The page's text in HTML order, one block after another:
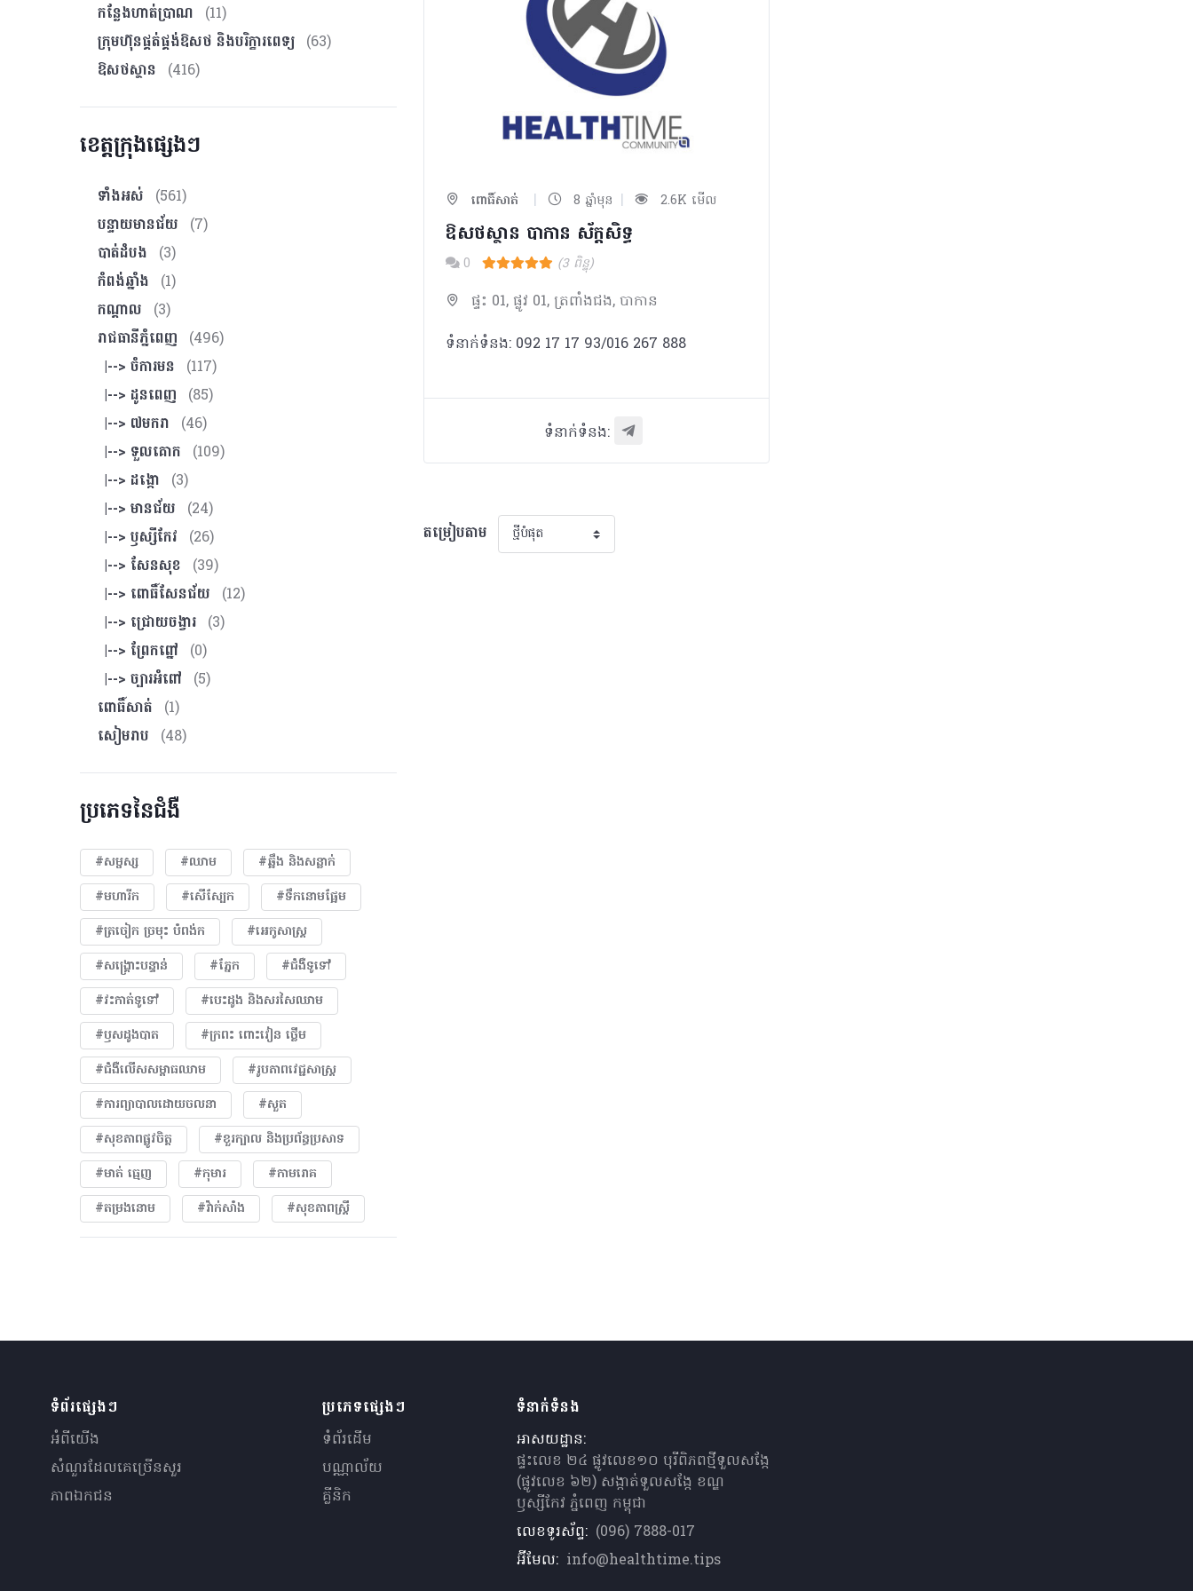
កន្លែងហាត់ប្រាណ
(11)
ក្រុមហ៊ុនផ្គត់ផ្គង់ឱសថ និងបរិក្ខារពេទ្យ (63)
ឱសថស្ថាន
(416)
ខេត្តក្រុងផ្សេងៗ
ទាំងអស់
(561)
បន្ទាយមានជ័យ
(7)
បាត់ដំបង
(3)
កំពង់ឆ្នាំង
(1)
កណ្ដាល
(3)
រាជធានីភ្នំពេញ
(496)
|--> ចំការមន
(117)
|--> ដូនពេញ
(85)
|--> ៧មករា
(46)
|--> ទួលគោក
(109)
|--> ដង្កោ
(3)
|--> មានជ័យ
(24)
|--> ឫស្សីកែវ
(26)
|--> សែនសុខ
(39)
|--> ពោធិ៍សែនជ័យ
(12)
|--> ជ្រោយចង្វារ (3)
|--> ព្រែកព្នៅ
(0)
|--> ច្បារអំពៅ
(5)
ពោធិ៍សាត់
(1)
សៀមរាប
(48)
ប្រភេទនៃជំងឺ
#សម្ផស្ស #ឈាម
#ឆ្អឹង និងសន្លាក់
#មហារីក​
#សើស្បែក
#ទឹកនោមផ្អែម
#ត្រចៀក ច្រមុះ បំពង់ក
#អេកូសាស្រ្ត
#សង្គ្រោះបន្ទាន់
#ភ្នែក​
#ជំងឺទូទៅ
#វះកាត់ទូទៅ
#បេះដូង​ និងសរសៃឈាម
#ឫសដូងបាត
#ក្រពះ ពោះវៀន ថ្លើម
#ជំងឺលើសសម្ពាធឈាម
#​រូបភាពវេជ្ជសាស្រ្ត
#ការព្យាបាលដោយ​ចលនា
#សួត
#សុខភាពផ្លូវចិត្ត
#ខួរក្បាល និងប្រព័ន្ធប្រសាទ
#មាត់ ធ្មេញ
#កុមារ
#កាមរោគ
#តម្រងនោម
#វ៉ាក់សាំង #សុខភាពស្រ្តី
ពោធិ៍សាត់ | 8 ឆ្នាំមុន | 2.6K មើល
ឱសថស្ថាន បាកាន ស័ក្តសិទ្ធ
0 (3 ពិន្ទុ)
ផ្ទះ 01, ផ្លូវ 01, ត្រពាំងជង, បាកាន
ទំនាក់ទំនង: 092 17 17 93/016 267 888
ទំនាក់ទំនង:
តម្រៀបតាម
ទំព័រផ្សេងៗ
អំពីយើង
សំណួរ​ដែលគេ​ច្រើន​សួរ
ភាពឯកជន
ប្រភេទផ្សេងៗ
ទំព័រដើម
បណ្ណាល័យ
គ្លីនិក
ទំនាក់ទំនង
អាសយដ្ឋាន:
ផ្ទះលេខ ២៤ ផ្លូវលេខ១០ បុរីពិភពថ្មីទួលសង្កែ
(ផ្លូវលេខ ៦២) សង្កាត់ទួលសង្កែ ខណ្ឌ
ឫស្សីកែវ ភ្នំពេញ កម្ពុជា
លេខទូរស័ព្ទ: (096) 7888-017
អ៊ីមែល: info@healthtime.tips